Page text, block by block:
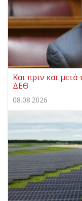
Και πριν και
ΔΕΘ
08.08.2026